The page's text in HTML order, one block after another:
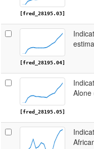
[fred_28195.03]
[fred_28195.04]
[fred_28195.05]
Alone